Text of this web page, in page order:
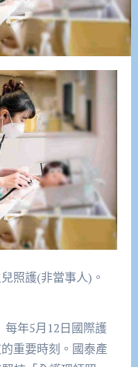
照護(非當事人)。
每年5月12日國際護
重要時刻。國泰產